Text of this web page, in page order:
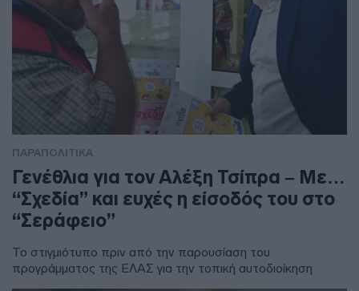
ΠΑΡΑΠΟΛΙΤΙΚΑ
Γενέθλια για τον Αλέξη Τσίπρα – Με…
“Σχεδία” και ευχές η είσοδός του στο
“Σεράφειο”
Το στιγμιότυπο πριν από την παρουσίαση του
προγράμματος της ΕΛΑΣ για την τοπική αυτοδιοίκηση